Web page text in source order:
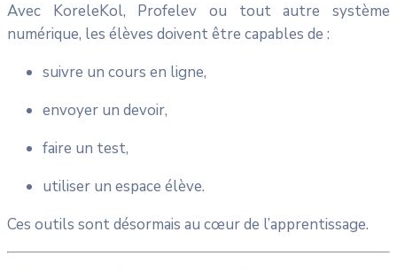
Avec KoreleKol, Profelev ou tout autre système
numérique, les élèves doivent être capables de :
suivre un cours en ligne,
envoyer un devoir,
faire un test,
utiliser un espace élève.
Ces outils sont désormais au cœur de l’apprentissage.